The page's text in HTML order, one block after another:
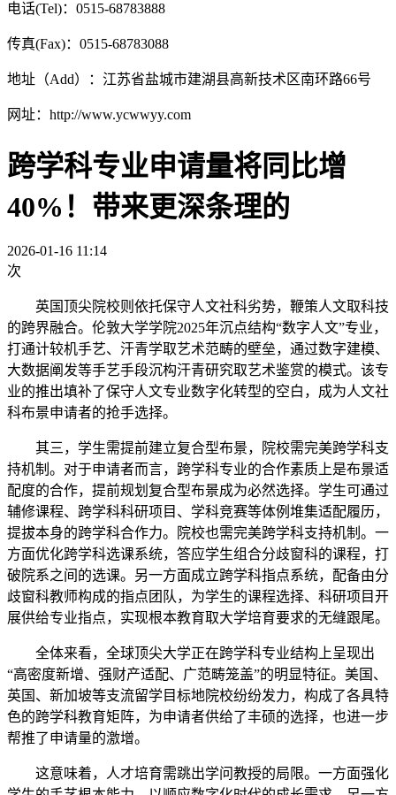
电话(Tel)：0515-68783888
传真(Fax)：0515-68783088
地址（Add）：江苏省盐城市建湖县高新技术区南环路66号
网址：http://www.ycwwyy.com
跨学科专业申请量将同比增
40%！带来更深条理的
2026-01-16 11:14
次
英国顶尖院校则依托保守人文社科劣势，鞭策人文取科技
的跨界融合。伦敦大学学院2025年沉点结构“数字人文”专业，
打通计较机手艺、汗青学取艺术范畴的壁垒，通过数字建模、
大数据阐发等手艺手段沉构汗青研究取艺术鉴赏的模式。该专
业的推出填补了保守人文专业数字化转型的空白，成为人文社
科布景申请者的抢手选择。
其三，学生需提前建立复合型布景，院校需完美跨学科支
持机制。对于申请者而言，跨学科专业的合作素质上是布景适
配度的合作，提前规划复合型布景成为必然选择。学生可通过
辅修课程、跨学科科研项目、学科竞赛等体例堆集适配履历，
提拔本身的跨学科合作力。院校也需完美跨学科支持机制。一
方面优化跨学科选课系统，答应学生组合分歧窗科的课程，打
破院系之间的选课。另一方面成立跨学科指点系统，配备由分
歧窗科教师构成的指点团队，为学生的课程选择、科研项目开
展供给专业指点，实现根本教育取大学培育要求的无缝跟尾。
全体来看，全球顶尖大学正在跨学科专业结构上呈现出
“高密度新增、强财产适配、广范畴笼盖”的明显特征。美国、
英国、新加坡等支流留学目标地院校纷纷发力，构成了各具特
色的跨学科教育矩阵，为申请者供给了丰硕的选择，也进一步
帮推了申请量的激增。
这意味着，人才培育需跳出学问教授的局限。一方面强化